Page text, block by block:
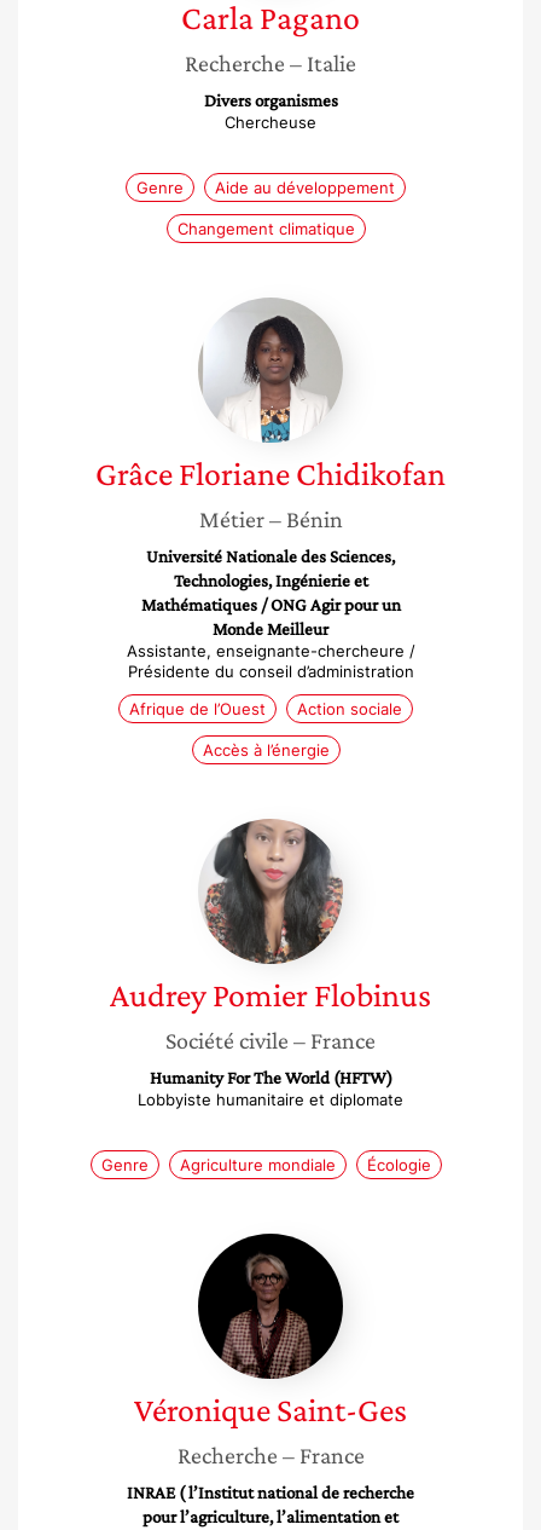
CarlaPagano
Recherche – Italie
Divers organismes
Chercheuse
Genre Aide au développement
Changement climatique
Grâce
Floriane
Chidikofan
Grâce FlorianeChidikofan
Métier – Bénin
Université Nationale des Sciences,
Technologies, Ingénierie et
Mathématiques / ONG Agir pour un
Monde Meilleur
Assistante, enseignante-chercheure /
Présidente du conseil d’administration
Afrique de l’Ouest
Action sociale
Accès à l’énergie
Audrey
Pomier
Flobinus
AudreyPomier Flobinus
Société civile – France
Humanity For The World (HFTW)
Lobbyiste humanitaire et diplomate
Genre Agriculture mondiale Écologie
Véronique
Saint-
Ges
VéroniqueSaint-Ges
Recherche – France
INRAE ( l’Institut national de recherche
pour l’agriculture, l’alimentation et